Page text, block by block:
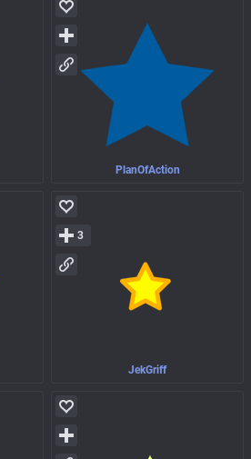
PlanOfAction
JekGriff
3